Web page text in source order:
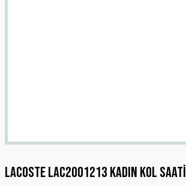
Lacoste LAC2001213 Kadın Kol Saati